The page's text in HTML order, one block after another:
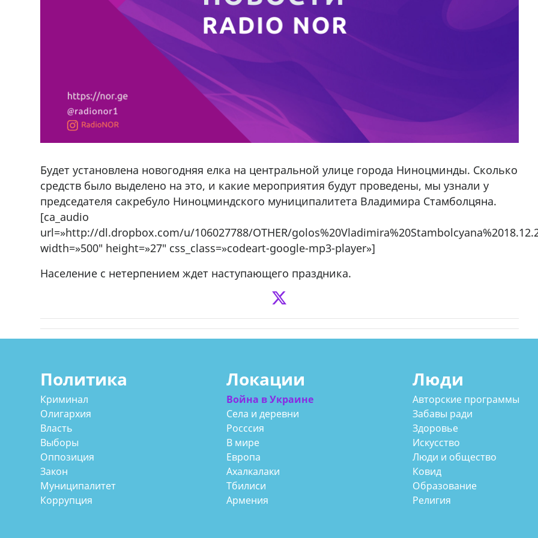
Будет установлена новогодняя елка на центральной улице города Ниноцминды. Сколько
средств было выделено на это, и какие мероприятия будут проведены, мы узнали у
председателя сакребуло Ниноцминдского муниципалитета Владимира Стамболцяна.
[ca_audio
url=»http://dl.dropbox.com/u/106027788/OTHER/
width=»500″ height=»27″ css_class=»codeart-google-mp3-player»]
Население с нетерпением ждет наступающего праздника.
Политика
Криминал
Олигархия
Власть
Выборы
Оппозиция
Закон
Муниципалитет
Коррупция
Локации
Война в Украине
Села и деревни
Росссия
В мире
Европа
Ахалкалаки
Тбилиси
Армения
Люди
Авторские программы
Забавы ради
Здоровье
Искусство
Люди и общество
Ковид
Образование
Религия